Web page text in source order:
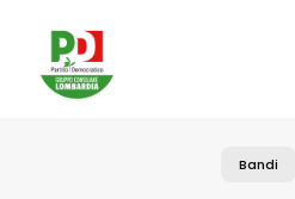
content
Bandi